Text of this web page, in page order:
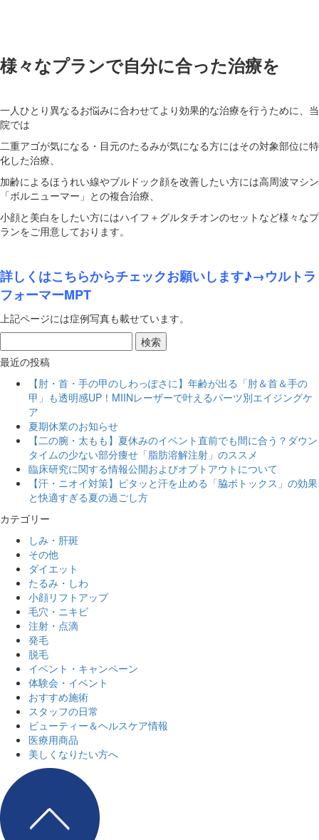
様々なプランで自分に合った治療を
一人ひとり異なるお悩みに合わせてより効果的な治療を行うために、当
院では
二重アゴが気になる・目元のたるみが気になる方にはその対象部位に特
化した治療、
加齢によるほうれい線やブルドック顔を改善したい方には高周波マシン
「ボルニューマー」との複合治療、
小顔と美白をしたい方にはハイフ＋グルタチオンのセットなど様々なプ
ランをご用意しております。
詳しくはこちらからチェックお願いします♪→ウルトラ
フォーマーMPT
上記ページには症例写真も載せています。
最近の投稿
【肘・首・手の甲のしわっぽさに】年齢が出る「肘＆首＆手の
甲」も透明感UP！MIINレーザーで叶えるパーツ別エイジングケ
ア
夏期休業のお知らせ
【二の腕・太もも】夏休みのイベント直前でも間に合う？ダウン
タイムの少ない部分痩せ「脂肪溶解注射」のススメ
臨床研究に関する情報公開およびオプトアウトについて
【汗・ニオイ対策】ピタッと汗を止める「脇ボトックス」の効果
と快適すぎる夏の過ごし方
カテゴリー
しみ・肝斑
その他
ダイエット
たるみ・しわ
小顔リフトアップ
毛穴・ニキビ
注射・点滴
発毛
脱毛
イベント・キャンペーン
体験会・イベント
おすすめ施術
スタッフの日常
ビューティー＆ヘルスケア情報
医療用商品
美しくなりたい方へ